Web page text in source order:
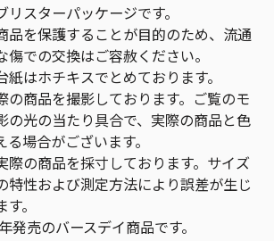
スターパッケージです。
を保護することが目的のため、流通
傷での交換はご容赦ください。
はホチキスでとめております。
商品を撮影しております。ご覧のモ
の光の当たり具合で、実際の商品と色
場合がございます。
の商品を採寸しております。サイズ
特性および測定方法により誤差が生じ
。
売のバースデイ商品です。